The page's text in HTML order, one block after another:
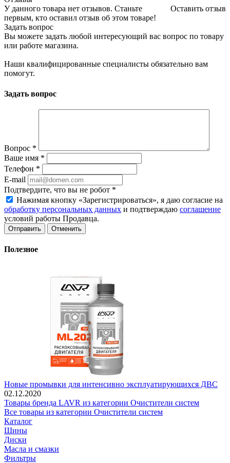
Оставить отзыв
У данного товара нет отзывов. Станьте
первым, кто оставил отзыв об этом товаре!
Задать вопрос
Вы можете задать любой интересующий вас вопрос по товару
или работе магазина.
Наши квалифицированные специалисты обязательно вам
помогут.
Задать вопрос
Вопрос *
Ваше имя *
Телефон *
E-mail
Подтвердите, что вы не робот *
Нажимая кнопку «Зарегистрироваться», я даю согласие на
обработку персональных данных и подтверждаю соглашение
условий работы Продавца.
Отменить
Полезное
Новые промывки для интенсивно эксплуатирующихся ДВС
02.12.2020
Товары бренда LAVR из категории Очистители систем
Все товары из категории Очистители систем
Каталог
Шины
Диски
Масла и смазки
Фильтры